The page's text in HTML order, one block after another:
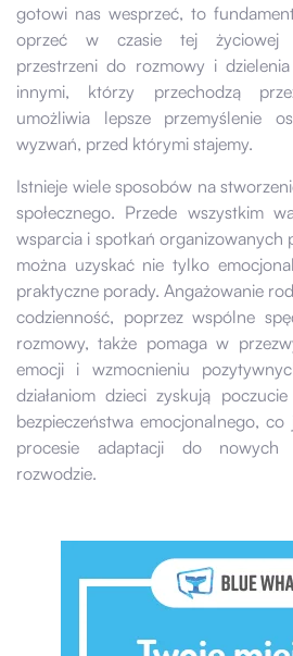
gotowi nas wesprzeć, to
oprzeć w czasie tej życiowej
przestrzeni do rozmowy i
innymi, którzy przechodzą
umożliwia lepsze przemyślenie
wyzwań, przed którymi stajemy.
Istnieje wiele sposobów na
społecznego. Przede wszystkim
wsparcia i spotkań organizowanych
można uzyskać nie tylko
praktyczne porady. Angażowanie
codzienność, poprzez wspólne
rozmowy, także pomaga w
emocji i wzmocnieniu
działaniom dzieci zyskują
bezpieczeństwa emocjonalnego,
procesie adaptacji do
rozwodzie.